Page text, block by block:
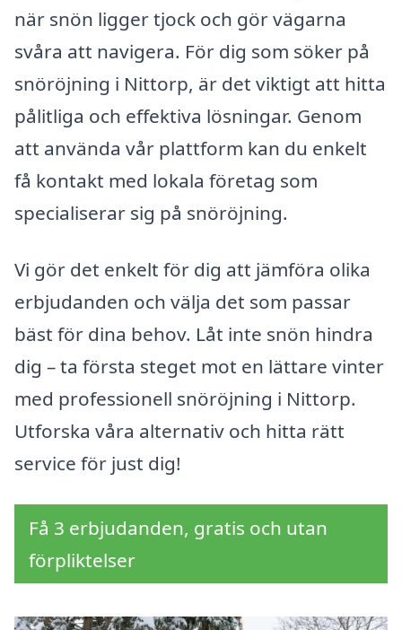
när snön ligger tjock och gör vägarna
svåra att navigera. För dig som söker på
snöröjning i Nittorp, är det viktigt att hitta
pålitliga och effektiva lösningar. Genom
att använda vår plattform kan du enkelt
få kontakt med lokala företag som
specialiserar sig på snöröjning.
Vi gör det enkelt för dig att jämföra olika
erbjudanden och välja det som passar
bäst för dina behov. Låt inte snön hindra
dig – ta första steget mot en lättare vinter
med professionell snöröjning i Nittorp.
Utforska våra alternativ och hitta rätt
service för just dig!
Få 3 erbjudanden, gratis och utan
förpliktelser